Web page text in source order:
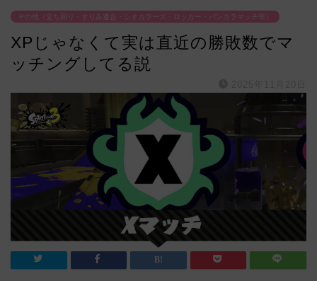
その他（立ち回り・すりみ連合・シオカラーズ・ロッカー・バンカラマッチ等）
XPじゃなくて実は直近の勝敗数でマ
ッチングしてる説